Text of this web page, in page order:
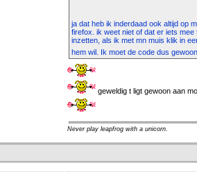
ja dat heb ik inderdaad ook altijd op
firefox. ik weet niet of dat er iets
inzetten, als ik met mn muis klik in
hem wil. Ik moet de code dus
geweldig t ligt gewoon aan
Never play leapfrog with a unicorn.